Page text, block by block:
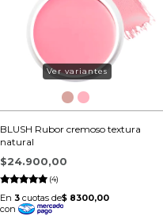
BLUSH Rubor cremoso textura
natural
(4)
$24.900,00
Ver variantes